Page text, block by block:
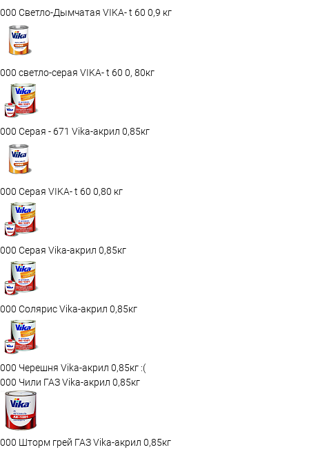
000 Светло-Дымчатая VIKA- t 60 0,9 кг
000 светло-серая VIKA- t 60 0, 80кг
000 Серая - 671 Vika-акрил 0,85кг
000 Серая VIKA- t 60 0,80 кг
000 Серая Vika-акрил 0,85кг
000 Солярис Vika-акрил 0,85кг
000 Черешня Vika-акрил 0,85кг :(
000 Чили ГАЗ Vika-акрил 0,85кг
000 Шторм грей ГАЗ Vika-акрил 0,85кг